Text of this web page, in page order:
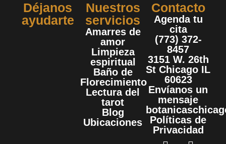
Déjanos
ayudarte
Nuestros
servicios
Amarres de
amor
Limpieza
espiritual
Baño de
Florecimiento
Lectura del
tarot
Blog
Ubicaciones
Contacto
Agenda tu
cita
(773) 372-
8457
3151 W. 26th
St Chicago IL
60623
Envíanos un
mensaje
Políticas de
Privacidad